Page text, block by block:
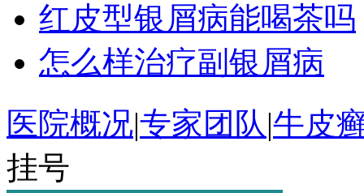
红皮型银屑病能喝茶吗
怎么样治疗副银屑病
医院概况|专家团队|牛皮
挂号